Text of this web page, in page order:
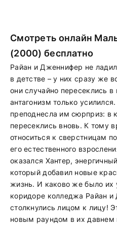
Смотреть онлайн
(2000) бесплатно
Райан и Дженнифер не
в детстве – у них сразу же
они случайно пересеклись
антагонизм только
преподнесла им сюрприз: в
пересеклись вновь. К тому
относиться к сверстницам
его естественного
оказался Хантер,
который добавил новые
жизнь. И каково же было их
коридоре колледжа Райан
столкнулись лицом к лицу!
новым раундом в их давнем